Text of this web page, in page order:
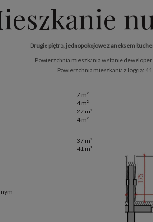
Drugie piętro, jednopokojowe z aneksem
Powierzchnia mieszkania w stanie
Powierzchnia mieszkania z loggią: 41
7 m²
4 m²
27 m²
4 m²
37 m²
41 m²